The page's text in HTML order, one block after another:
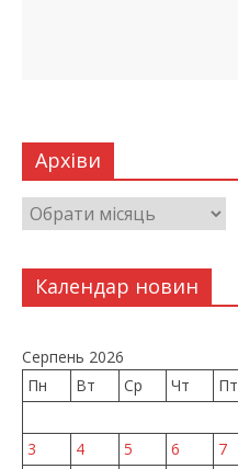
Архіви
Календар новин
Серпень 2026
Пн
Вт Ср Чт Пт
3
4 5 6 7